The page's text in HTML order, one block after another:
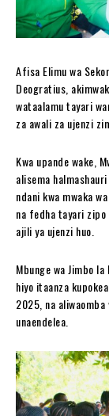
Afisa Elimu wa
Deogratius,
wataalamu tayari
za awali za ujenzi
Kwa upande wake,
alisema
ndani kwa mwaka
na fedha tayari zipo
ajili ya ujenzi huo.
Mbunge wa Jimbo
hiyo itaanza
2025, na
unaendelea.